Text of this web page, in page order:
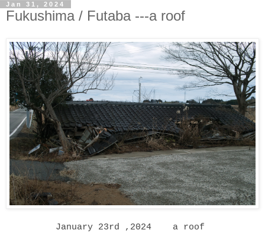
Jan 31, 2024
Fukushima / Futaba ---a roof
January 23rd ,2024 a roof